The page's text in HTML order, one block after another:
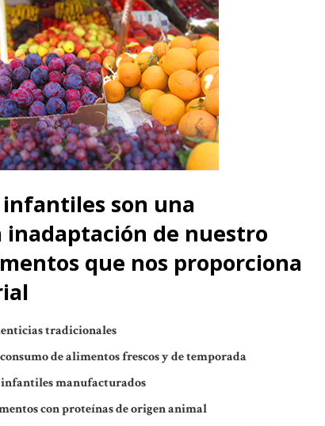
son una
inadaptación de nuestro
que nos proporciona
tradicionales
de alimentos frescos y de temporada
manufacturados
con proteínas de origen animal